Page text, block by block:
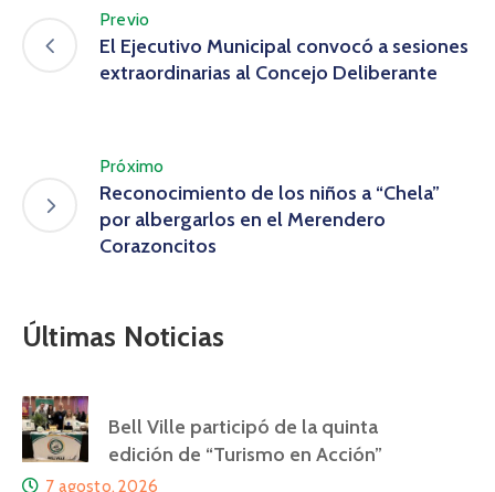
Previo
El Ejecutivo Municipal convocó a sesiones
extraordinarias al Concejo Deliberante
Próximo
Reconocimiento de los niños a “Chela”
por albergarlos en el Merendero
Corazoncitos
Últimas Noticias
Bell Ville participó de la quinta
edición de “Turismo en Acción”
7 agosto, 2026